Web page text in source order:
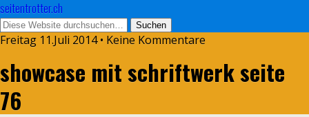
seitentrotter.ch
Freitag 11.Juli 2014 • Keine Kommentare
showcase mit schriftwerk seite
76